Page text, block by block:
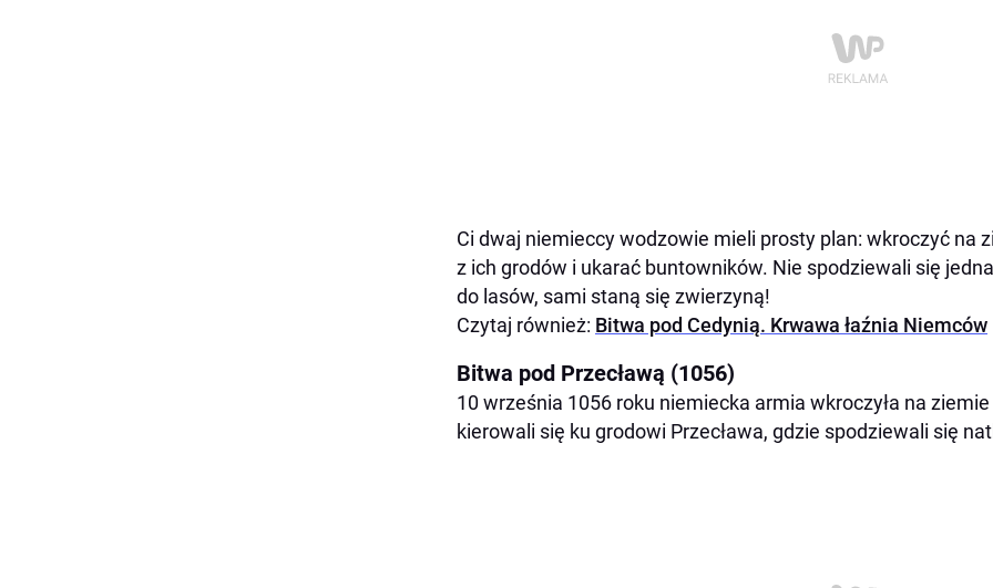
Ci dwaj niemieccy wodzowie mieli prosty plan: wkroczyć na
z ich grodów i ukarać buntowników. Nie spodziewali się
do lasów, sami staną się zwierzyną!
Czytaj również: Bitwa pod Cedynią. Krwawa łaźnia Niemców
Bitwa pod Przecławą (1056)
10 września 1056 roku niemiecka armia wkroczyła na
kierowali się ku grodowi Przecława, gdzie spodziewali się